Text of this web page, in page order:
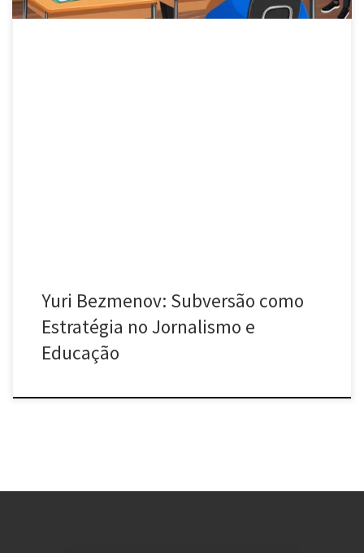
Yuri Bezmenov: Subversão como
Estratégia no Jornalismo e
Educação